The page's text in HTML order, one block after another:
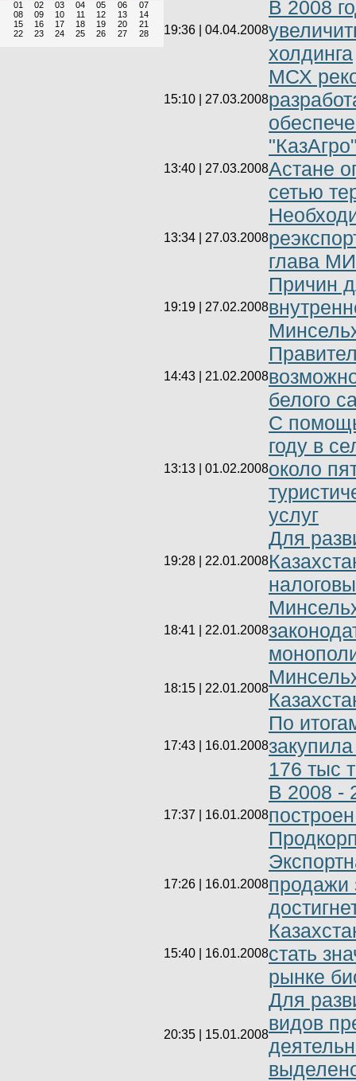
01 02 03 04 05 06
07
08
09 10 11 12 13
14
15
16 17 18 19 20
21
22
23 24 25 26 27 28 19:36 | 04.04.2008
В 2008
холдинга
15:10 | 27.03.2008
МСХ
13:40 | 27.03.2008Астане
сетью
13:34 | 27.03.2008
глава
19:19 | 27.02.2008
Причин
14:43 | 21.02.2008
белого
13:13 | 01.02.2008
С
году в
около
услуг
19:28 | 22.01.2008
Для
18:41 | 22.01.2008
18:15 | 22.01.2008
17:43 | 16.01.2008
По
176 тыс
17:37 | 16.01.2008
В 2008 -
17:26 | 16.01.2008продажи
15:40 | 16.01.2008стать
рынке
20:35 | 15.01.2008
Для
видов